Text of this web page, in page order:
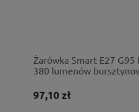
Żarówka Smart E27
380 lumenów
97,10 zł